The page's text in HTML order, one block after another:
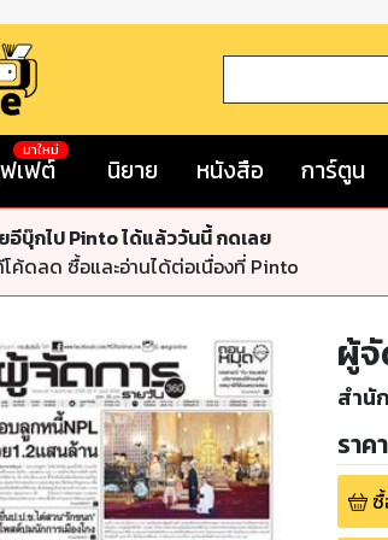
เฟต์
มาใหม่
นิยาย หนังสือ การ์ตูน
อีบุ๊กไป Pinto ได้แล้ววันนี้ กดเลย
ค้ดลด ซื้อและอ่านได้ต่อเนื่องที่ Pinto
ผู้จั
สำนั
ราคา